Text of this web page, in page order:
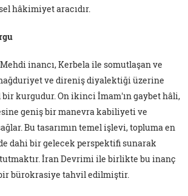
hâkimiyet aracıdır.
inancı, Kerbela ile somutlaşan ve
ve direniş diyalektiği üzerine
kurgudur. On ikinci İmam'ın gaybet hâli,
geniş bir manevra kabiliyeti ve
Bu tasarımın temel işlevi, topluma en
dahi bir gelecek perspektifi sunarak
İran Devrimi ile birlikte bu inanç
bürokrasiye tahvil edilmiştir.